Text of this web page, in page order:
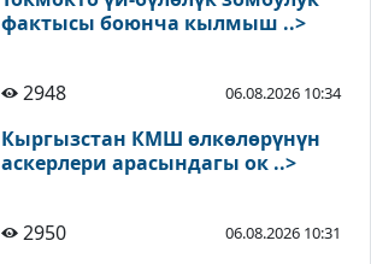
фактысы боюнча кылмыш ..>
2948 06.08.2026 10:34
Кыргызстан КМШ өлкөлөрүнүн
аскерлери арасындагы ок ..>
2950 06.08.2026 10:31